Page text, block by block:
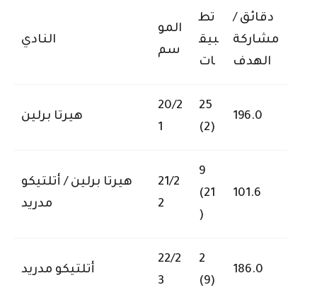
النادي
المو
سم
تط
بيق
ات
دقائق /
مشاركة
الهدف
هيرتا برلين
20/2
1
25
(2)
196.0
هيرتا برلين / أتلتيكو
مدريد
21/2
2
9
(21
)
101.6
أتلتيكو مدريد
22/2
3
2
(9)
186.0